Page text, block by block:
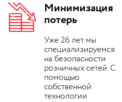
Минимизация
потерь
Уже 26 лет мы
специализируемся
на безопасности
розничных сетей. С
помощью
собственной
технологии